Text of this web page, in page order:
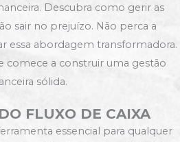
Descubra como gerir as
sair no prejuízo. Não perca a
essa abordagem transformadora.
comece a construir uma gestão
sólida.
FLUXO DE CAIXA
essencial para qualquer